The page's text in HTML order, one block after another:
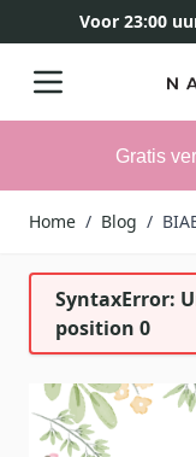
Voor 23:00
Gratis
Home / Blog /
SyntaxError:
position 0